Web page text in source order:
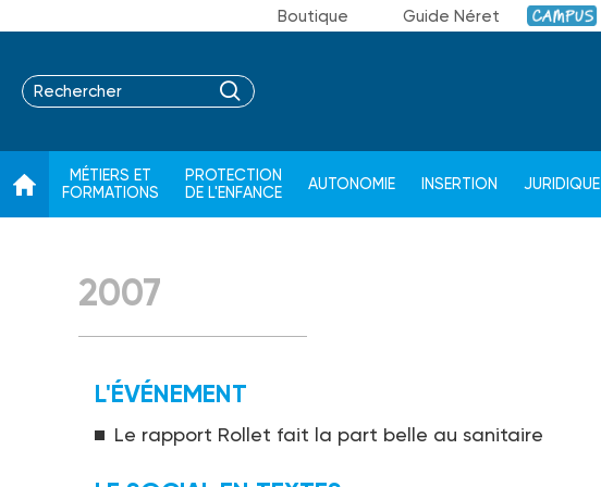
Boutique Guide Néret Campus
MÉTIERS ET
FORMATIONS
PROTECTION
DE L'ENFANCE
AUTONOMIE INSERTION JURIDIQUE
2007
L'ÉVÉNEMENT
Le rapport Rollet fait la part belle au sanitaire